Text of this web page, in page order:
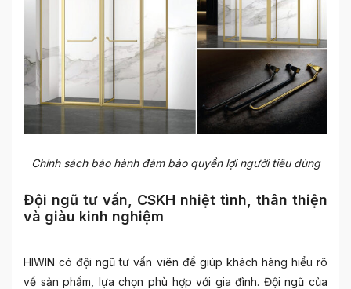
Chính sách bảo hành đảm bảo quyền lợi người tiêu dùng
Đội ngũ tư vấn, CSKH nhiệt tình, thân thiện
và giàu kinh nghiệm
HIWIN có đội ngũ tư vấn viên để giúp khách hàng hiểu rõ
về sản phẩm, lựa chọn phù hợp với gia đình. Đội ngũ của